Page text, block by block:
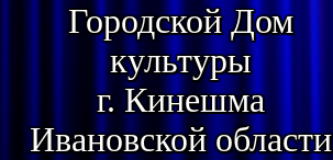
Городской Дом
культуры
г. Кинешма
Ивановской области